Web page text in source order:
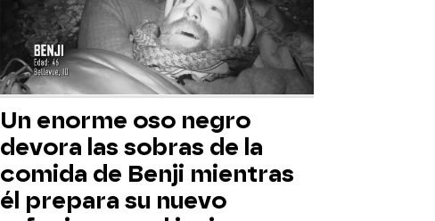
Un enorme oso negro
devora las sobras de la
comida de Benji mientras
él prepara su nuevo